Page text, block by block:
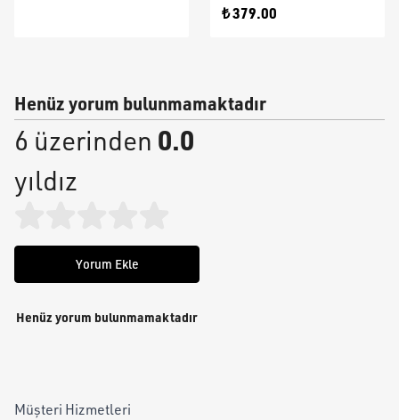
₺ 379.00
Henüz yorum bulunmamaktadır
6 üzerinden 0.0
yıldız
Yorum Ekle
Henüz yorum bulunmamaktadır
Müşteri Hizmetleri